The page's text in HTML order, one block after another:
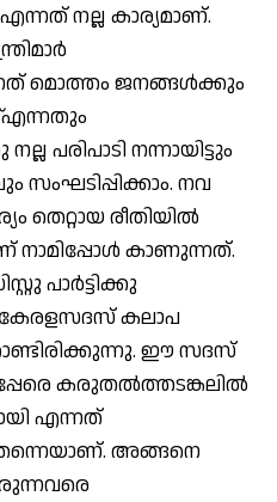
നല്ല കാര്യമാണ്.
മൊത്തം ജനങ്ങള്‍ക്കും
പരിപാടി നന്നായിട്ടും
സംഘടിപ്പിക്കാം. നവ
തെറ്റായ രീതിയില്‍
നാമിപ്പോള്‍ കാണുന്നത്.
പാര്‍ട്ടിക്കു
കലാപ
ഈ സദസ്
കരുതല്‍ത്തടങ്കലില്‍
എന്നത്
അങ്ങനെ